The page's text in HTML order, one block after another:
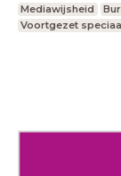
Mediawijsheid
Voortgezet